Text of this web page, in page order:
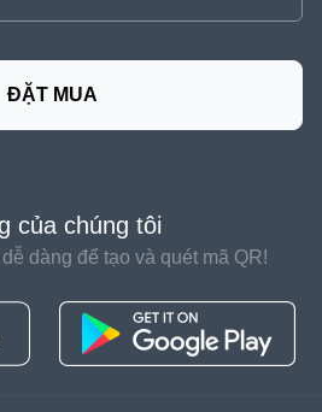
ĐẶT MUA
của chúng tôi
dàng để tạo và quét mã QR!